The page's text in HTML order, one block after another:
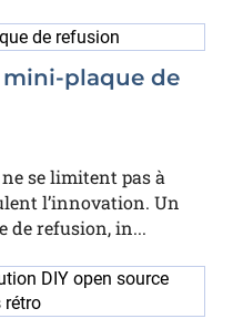
plaque de
se limitent pas à
l’innovation. Un
de refusion, in...